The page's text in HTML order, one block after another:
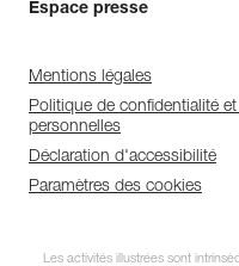
Espace presse
Mentions légales
Politique de confidentialité
personnelles
Déclaration d'accessibilité
Paramètres des cookies
Les activités illustrées sont